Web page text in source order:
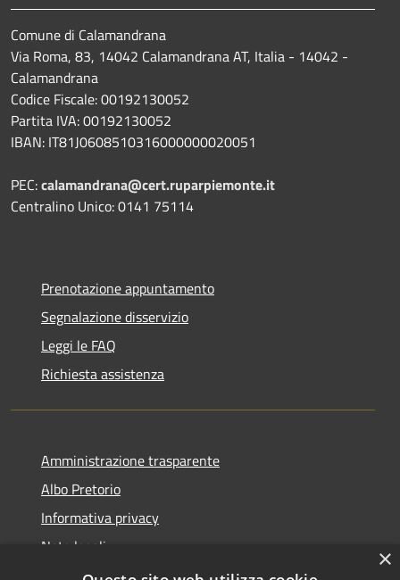
Comune di Calamandrana
Via Roma, 83, 14042 Calamandrana AT, Italia - 14042 -
Calamandrana
Codice Fiscale: 00192130052
Partita IVA: 00192130052
IBAN: IT81J0608510316000000020051
PEC:calamandrana@cert.ruparpiemonte.it
Centralino Unico: 0141 75114
Prenotazione appuntamento
Segnalazione disservizio
Leggi le FAQ
Richiesta assistenza
Amministrazione trasparente
Albo Pretorio
Informativa privacy
Note legali
Dichiarazione di accessibilità
×